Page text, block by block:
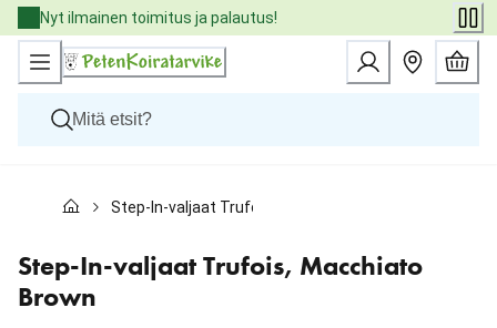
Skip
to
Content
Nyt ilmainen toimitus ja palautus!
Kissat
Eläinlääkäriruoat
Tuotemerkit
Uutuudet
Step-In-valjaat Trufois, Macchiato Brown
Step-In-valjaat Trufois, Macchiato
Brown